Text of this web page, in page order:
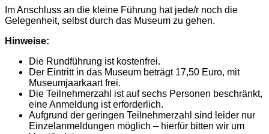
Im Anschluss an die kleine Führung hat jede/r noch die
Gelegenheit, selbst durch das Museum zu gehen.
Hinweise:
Die Rundführung ist kostenfrei.
Der Eintritt in das Museum beträgt 17,50 Euro, mit
Museumjaarkaart frei.
Die Teilnehmerzahl ist auf sechs Personen beschränkt,
eine Anmeldung ist erforderlich.
Aufgrund der geringen Teilnehmerzahl sind leider nur
Einzelanmeldungen möglich – hierfür bitten wir um